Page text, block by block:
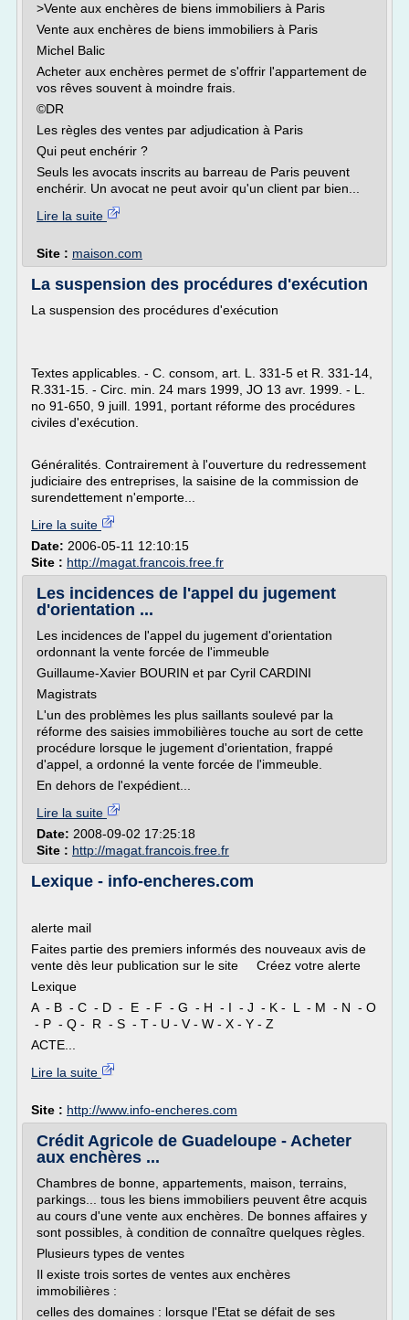
>Vente aux enchères de biens immobiliers à Paris
Vente aux enchères de biens immobiliers à Paris
Michel Balic
Acheter aux enchères permet de s'offrir l'appartement de
vos rêves souvent à moindre frais.
©DR
Les règles des ventes par adjudication à Paris
Qui peut enchérir ?
Seuls les avocats inscrits au barreau de Paris peuvent
enchérir. Un avocat ne peut avoir qu'un client par bien...
Lire la suite
Site : maison.com
La suspension des procédures d'exécution
La suspension des procédures d'exécution
Textes applicables. - C. consom, art. L. 331-5 et R. 331-14,
R.331-15. - Circ. min. 24 mars 1999, JO 13 avr. 1999. - L.
no 91-650, 9 juill. 1991, portant réforme des procédures
civiles d'exécution.
Généralités. Contrairement à l'ouverture du redressement
judiciaire des entreprises, la saisine de la commission de
surendettement n'emporte...
Lire la suite
Date: 2006-05-11 12:10:15
Site : http://magat.francois.free.fr
Les incidences de l'appel du jugement
d'orientation ...
Les incidences de l'appel du jugement d'orientation
ordonnant la vente forcée de l'immeuble
Guillaume-Xavier BOURIN et par Cyril CARDINI
Magistrats
L'un des problèmes les plus saillants soulevé par la
réforme des saisies immobilières touche au sort de cette
procédure lorsque le jugement d'orientation, frappé
d'appel, a ordonné la vente forcée de l'immeuble.
En dehors de l'expédient...
Lire la suite
Date: 2008-09-02 17:25:18
Site : http://magat.francois.free.fr
Lexique - info-encheres.com
alerte mail
Faites partie des premiers informés des nouveaux avis de
vente dès leur publication sur le site Créez votre alerte
Lexique
A - B - C - D - E - F - G - H - I - J - K - L - M - N - O
- P - Q - R - S - T - U - V - W - X - Y - Z
ACTE...
Lire la suite
Site : http://www.info-encheres.com
Crédit Agricole de Guadeloupe - Acheter
aux enchères ...
Chambres de bonne, appartements, maison, terrains,
parkings... tous les biens immobiliers peuvent être acquis
au cours d'une vente aux enchères. De bonnes affaires y
sont possibles, à condition de connaître quelques règles.
Plusieurs types de ventes
Il existe trois sortes de ventes aux enchères
immobilières :
celles des domaines : lorsque l'Etat se défait de ses